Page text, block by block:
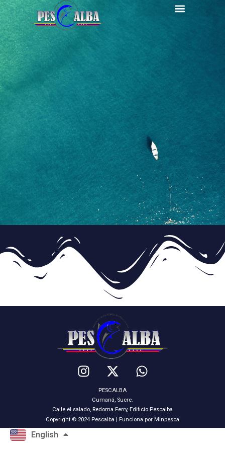
English
Español
PESCALBA
Cumaná, Sucre.
Calle el salado, Redoma Ferry, Edificio Pescalba
Copyright © 2024 Pescalba | Funciona por Minpesca